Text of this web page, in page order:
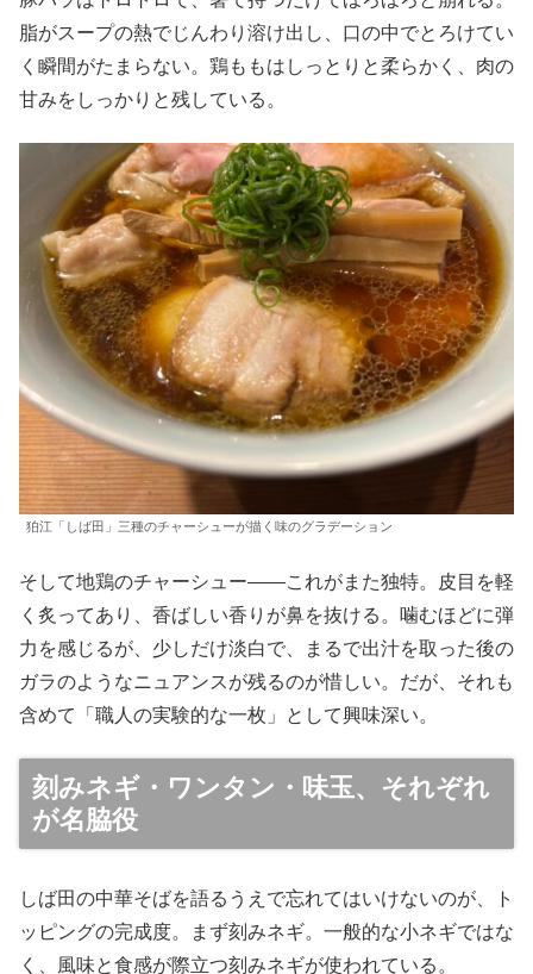
脂がスープの熱でじんわり溶け出し、口の中でとろけてい
く瞬間がたまらない。鶏ももはしっとりと柔らかく、肉の
甘みをしっかりと残している。
狛江「しば田」三種のチャーシューが描く味のグラデーション
そして地鶏のチャーシュー——これがまた独特。皮目を軽
く炙ってあり、香ばしい香りが鼻を抜ける。噛むほどに弾
力を感じるが、少しだけ淡白で、まるで出汁を取った後の
ガラのようなニュアンスが残るのが惜しい。だが、それも
含めて「職人の実験的な一枚」として興味深い。
刻みネギ・ワンタン・味玉、それぞれ
が名脇役
しば田の中華そばを語るうえで忘れてはいけないのが、ト
ッピングの完成度。まず刻みネギ。一般的な小ネギではな
く、風味と食感が際立つ刻みネギが使われている。